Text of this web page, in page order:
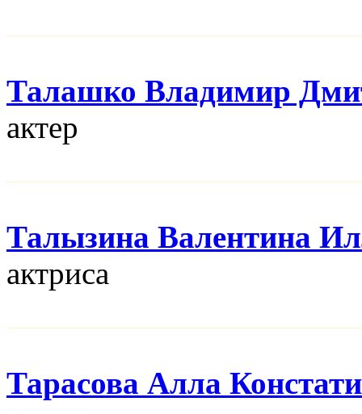
Талашко Владимир
актер
Талызина Валентина
актриса
Тарасова Алла